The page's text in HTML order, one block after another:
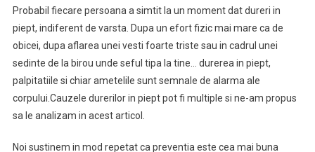
Probabil fiecare persoana a simtit la un moment dat dureri in
piept, indiferent de varsta. Dupa un efort fizic mai mare ca de
obicei, dupa aflarea unei vesti foarte triste sau in cadrul unei
sedinte de la birou unde seful tipa la tine… durerea in piept,
palpitatiile si chiar ametelile sunt semnale de alarma ale
corpului.Cauzele durerilor in piept pot fi multiple si ne-am propus
sa le analizam in acest articol.
Noi sustinem in mod repetat ca preventia este cea mai buna